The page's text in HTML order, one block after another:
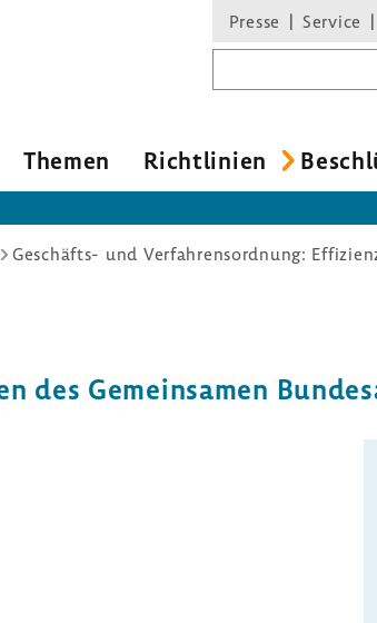
Presse Service
Themen Richt­li­nien
Gemein­samen